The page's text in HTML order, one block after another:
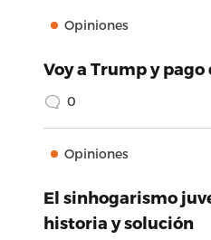
Opiniones
Voy a Trump y pago
0
Opiniones
El sinhogarismo
historia y solución